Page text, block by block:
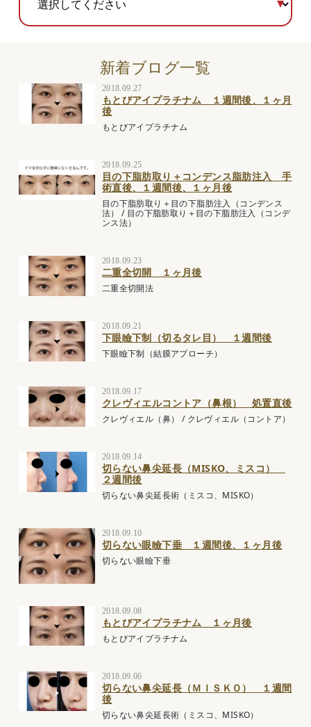
新着ブログ一覧
2018.09.27
もとびアイプラチナム １週間後、１ヶ月
後
もとびアイプラチナム
2018.09.25
目の下脂肪取り＋コンデンス脂肪注入 手
術直後、１週間後、１ヶ月後
目の下脂肪取り＋目の下脂肪注入（コンデンス
法）
/ 目の下脂肪取り＋目の下脂肪注入（コンデ
ンス法）
2018.09.23
二重全切開 １ヶ月後
二重全切開法
2018.09.21
下眼瞼下制（切るタレ目） １週間後
下眼瞼下制（結膜アプローチ）
2018.09.17
クレヴィエルコントア（鼻根） 処置直後
クレヴィエル（鼻） / クレヴィエル（コントア）
2018.09.14
切らない鼻尖延長（MISKO、ミスコ）
２週間後
切らない鼻尖延長術（ミスコ、MISKO）
2018.09.10
切らない眼瞼下垂 １週間後、１ヶ月後
切らない眼瞼下垂
2018.09.08
もとびアイプラチナム １ヶ月後
もとびアイプラチナム
2018.09.06
切らない鼻尖延長（ＭＩＳＫＯ） １週間
後
切らない鼻尖延長術（ミスコ、MISKO）